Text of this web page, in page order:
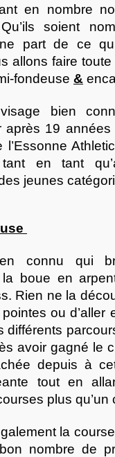
en nombre
soient
part de ce
allons faire
fondeuse &
bien
après 19
l’Essonne
en tant
jeunes
connu qui
boue en
Rien ne la
ou d’aller
différents
avoir gagné le
depuis à
tout en
plus
la
nombre de